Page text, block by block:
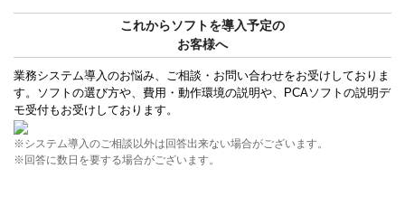
これからソフトを導入予定の
お客様へ
業務システム導入のお悩み、ご相談・お問い合わせをお受けしておりま
す。ソフトの選び方や、費用・動作環境の説明や、PCAソフトの説明デ
モ受付もお受けしております。
※システム導入のご相談以外は回答出来ない場合がございます。
※回答に数日を要する場合がございます。